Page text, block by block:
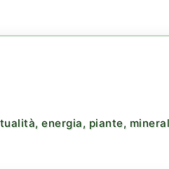
energia, piante,